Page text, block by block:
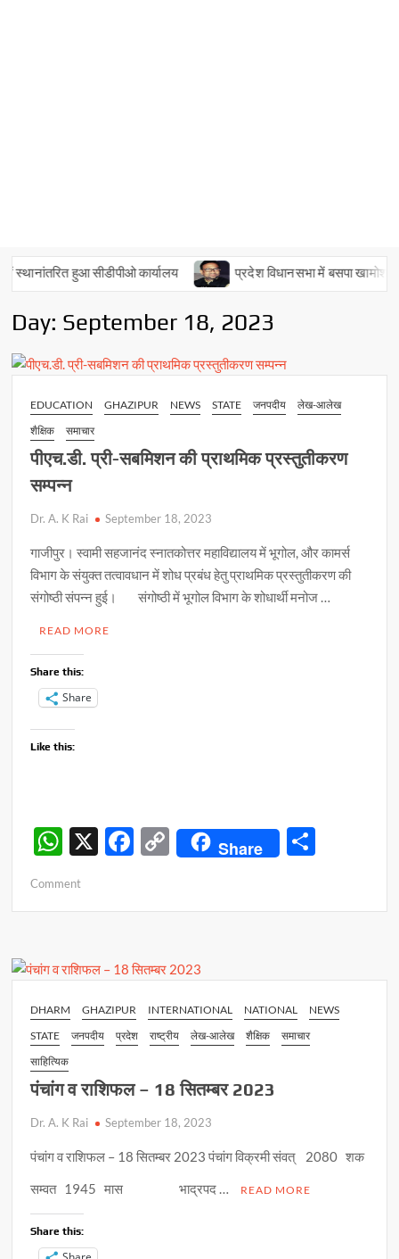
हुआ सीडीपीओ कार्यालय प्रदेश विधानसभा में बसपा खामोश,
Day: September 18, 2023
EDUCATION GHAZIPUR NEWS STATE जनपदीय
लेख-आलेख
शैक्षिक
समाचार
पीएच.डी. प्री-सबमिशन की प्राथमिक प्रस्तुतीकरण
सम्पन्न
Dr. A. K Rai September 18, 2023
गाजीपुर। स्वामी सहजानंद स्नातकोत्तर महाविद्यालय में भूगोल, और कामर्स
विभाग के संयुक्त तत्वावधान में शोध प्रबंध हेतु प्राथमिक प्रस्तुतीकरण की
संगोष्ठी संपन्न हुई। संगोष्ठी में भूगोल विभाग के शोधार्थी मनोज …
READ MORE
Share this:
Share
Like this:
W
h
at
A
p
p
X
F
o
o
k
C
o
Li
n
k
Share
Commenton
प्राथमिक
सम्पन्न
DHARM GHAZIPUR INTERNATIONAL NATIONAL
NEWS
STATE
जनपदीय प्रदेश राष्ट्रीय लेख-आलेख शैक्षिक
समाचार
साहित्यिक
पंचांग व राशिफल – 18 सितम्बर 2023
Dr. A. K Rai September 18, 2023
पंचांग व राशिफल – 18 सितम्बर 2023 पंचांग विक्रमी संवत् 2080 शक
सम्वत 1945 मास भाद्रपद …
READ MORE
Share this: